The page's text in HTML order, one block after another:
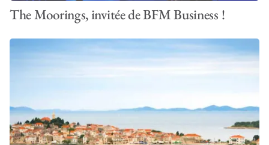
The Moorings, invitée de BFM Business !